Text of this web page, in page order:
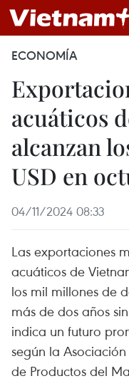
ECONOMÍA
acuáticos
alcanzan
USD en
04/11/2024 08:33
Las exportaciones
acuáticos de
los mil millones de
más de dos años
indica un futuro
según la
de Productos del